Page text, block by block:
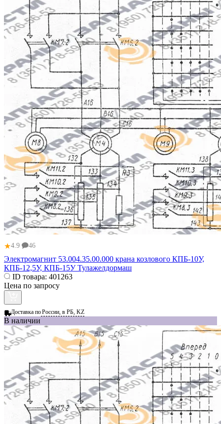
★4.9 46
Электромагнит 53.004.35.00.000 крана козлового КПБ-10У,
КПБ-12,5У, КПБ-15У Тулажелдормаш
ID товара: 401263
Цена по запросу
Доставка поРоссии, в РБ, KZ
В наличии